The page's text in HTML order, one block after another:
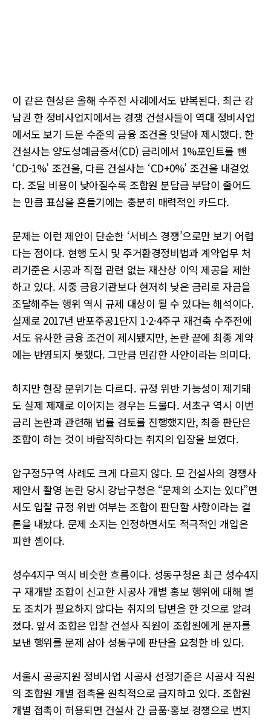
이 같은 현상은 올해 수주전 사례에서도 반복된다. 최근 강
남권 한 정비사업지에서는 경쟁 건설사들이 역대 정비사업
에서도 보기 드문 수준의 금융 조건을 잇달아 제시했다. 한
건설사는 양도성예금증서(CD) 금리에서 1%포인트를 뺀
‘CD-1%’ 조건을, 다른 건설사는 ‘CD+0%’ 조건을 내걸었
다. 조달 비용이 낮아질수록 조합원 분담금 부담이 줄어드
는 만큼 표심을 흔들기에는 충분히 매력적인 카드다.
문제는 이런 제안이 단순한 ‘서비스 경쟁’으로만 보기 어렵
다는 점이다. 현행 도시 및 주거환경정비법과 계약업무 처
리기준은 시공과 직접 관련 없는 재산상 이익 제공을 제한
하고 있다. 시중 금융기관보다 현저히 낮은 금리로 자금을
조달해주는 행위 역시 규제 대상이 될 수 있다는 해석이다.
실제로 2017년 반포주공1단지 1·2·4주구 재건축 수주전에
서도 유사한 금융 조건이 제시됐지만, 논란 끝에 최종 계약
에는 반영되지 못했다. 그만큼 민감한 사안이라는 의미다.
하지만 현장 분위기는 다르다. 규정 위반 가능성이 제기돼
도 실제 제재로 이어지는 경우는 드물다. 서초구 역시 이번
금리 논란과 관련해 법률 검토를 진행했지만, 최종 판단은
조합이 하는 것이 바람직하다는 취지의 입장을 보였다.
압구정5구역 사례도 크게 다르지 않다. 모 건설사의 경쟁사
제안서 촬영 논란 당시 강남구청은 “문제의 소지는 있다”면
서도 입찰 규정 위반 여부는 조합이 판단할 사항이라는 결
론을 내놨다. 문제 소지는 인정하면서도 적극적인 개입은
피한 셈이다.
성수4지구 역시 비슷한 흐름이다. 성동구청은 최근 성수4지
구 재개발 조합이 신고한 시공사 개별 홍보 행위에 대해 별
도 조치가 필요하지 않다는 취지의 답변을 한 것으로 알려
졌다. 앞서 조합은 입찰 건설사 직원이 조합원에게 문자를
보낸 행위를 문제 삼아 성동구에 판단을 요청한 바 있다.
서울시 공공지원 정비사업 시공사 선정기준은 시공사 직원
의 조합원 개별 접촉을 원칙적으로 금지하고 있다. 조합원
개별 접촉이 허용되면 건설사 간 금품·홍보 경쟁으로 번지